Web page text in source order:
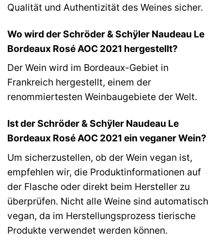
Qualität und Authentizität des Weines sicher.
Wo wird der Schröder & Schÿler Naudeau Le
Bordeaux Rosé AOC 2021 hergestellt?
Der Wein wird im Bordeaux-Gebiet in
Frankreich hergestellt, einem der
renommiertesten Weinbaugebiete der Welt.
Ist der Schröder & Schÿler Naudeau Le
Bordeaux Rosé AOC 2021 ein veganer Wein?
Um sicherzustellen, ob der Wein vegan ist,
empfehlen wir, die Produktinformationen auf
der Flasche oder direkt beim Hersteller zu
überprüfen. Nicht alle Weine sind automatisch
vegan, da im Herstellungsprozess tierische
Produkte verwendet werden können.